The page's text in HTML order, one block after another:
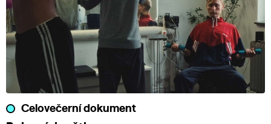
Celovečerní dokument